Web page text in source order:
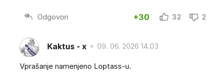
Odgovori +30 32 2
Kaktus - x 09. 06. 2026 14.03
Vprašanje namenjeno Loptass-u.